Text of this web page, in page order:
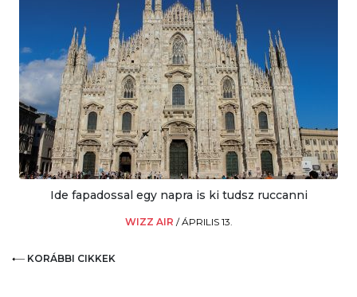
Ide fapadossal egy napra is ki tudsz ruccanni
WIZZ AIR /ÁPRILIS 13.
KORÁBBI CIKKEK